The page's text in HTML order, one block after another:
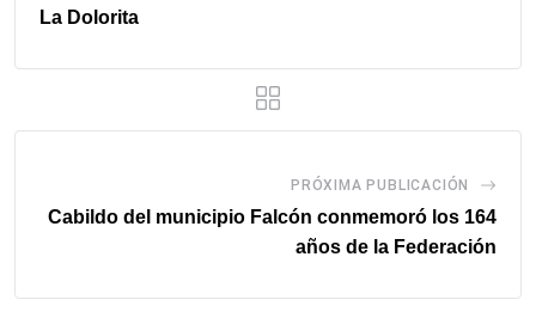
La Dolorita
PRÓXIMA PUBLICACIÓN
Cabildo del municipio Falcón conmemoró los 164
años de la Federación